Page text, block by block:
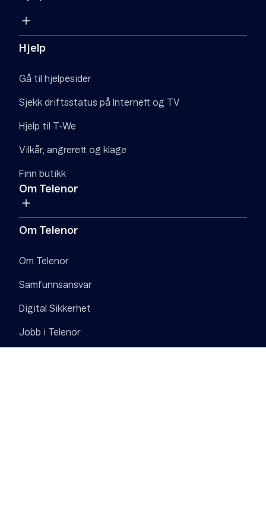
Hjelp
Gå til hjelpesider
Sjekk driftsstatus på Internett og TV
Hjelp til T-We
Vilkår, angrerett og klage
Finn butikk
Om Telenor
Om Telenor
Om Telenor
Samfunnsansvar
Digital Sikkerhet
Jobb i Telenor